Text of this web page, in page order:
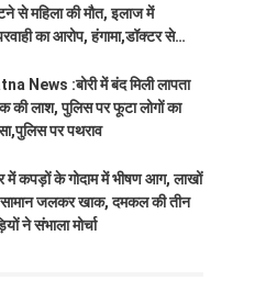
से महिला की मौत, इलाज में
का आरोप, हंगामा,डॉक्टर से
News :बोरी में बंद मिली लापता
की लाश, पुलिस पर फूटा लोगों का
पर पथराव
में कपड़ों के गोदाम में भीषण आग, लाखों
जलकर खाक, दमकल की तीन
ने संभाला मोर्चा